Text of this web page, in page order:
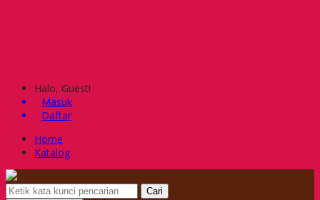
Halo, Guest!
Masuk
Daftar
Home
Katalog
Cari